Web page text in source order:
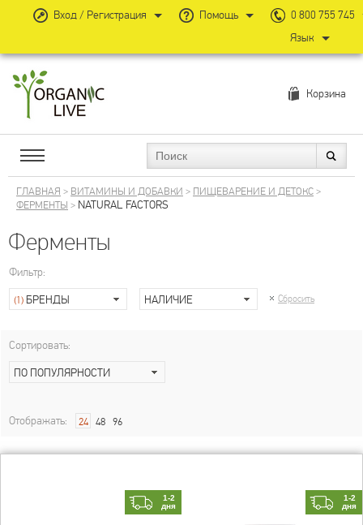
Корзина
ГЛАВНАЯ > ВИТАМИНЫ И ДОБАВКИ > ПИЩЕВАРЕНИЕ И ДЕТОКС>
ФЕРМЕНТЫ > NATURAL FACTORS
Ферменты
Фильтр:
(1) БРЕНДЫ НАЛИЧИЕ Сбросить
Сортировать:
ПО ПОПУЛЯРНОСТИ
Отображать: 24 48 96
1-2
дня
1-2
дня
Вход / Регистрация Помощь
0 800 755 745
Язык